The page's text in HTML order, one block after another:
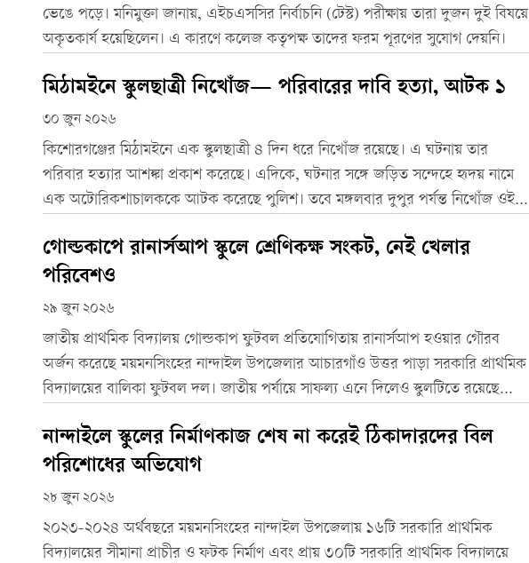
ভেঙে পড়ে। মনিমুক্তা জানায়, এইচএসসির নির্বাচনি (টেস্ট) পরীক্ষায় তারা দুজন দুই বিষয়ে
অকৃতকার্য হয়েছিলেন। এ কারণে কলেজ কতৃপক্ষ তাদের ফরম পূরণের সুযোগ দেয়নি।
মিঠামইনে স্কুলছাত্রী নিখোঁজ— পরিবারের দাবি হত্যা, আটক ১
৩০ জুন ২০২৬
কিশোরগঞ্জের মিঠামইনে এক স্কুলছাত্রী ৪ দিন ধরে নিখোঁজ রয়েছে। এ ঘটনায় তার
পরিবার হত্যার আশঙ্কা প্রকাশ করেছে। এদিকে, ঘটনার সঙ্গে জড়িত সন্দেহে হৃদয় নামে
এক অটোরিকশাচালককে আটক করেছে পুলিশ। তবে মঙ্গলবার দুপুর পর্যন্ত নিখোঁজ ওই
গোল্ডকাপে রানার্সআপ স্কুলে শ্রেণিকক্ষ সংকট, নেই খেলার
পরিবেশও
২৯ জুন ২০২৬
জাতীয় প্রাথমিক বিদ্যালয় গোল্ডকাপ ফুটবল প্রতিযোগিতায় রানার্সআপ হওয়ার গৌরব
অর্জন করেছে ময়মনসিংহের নান্দাইল উপজেলার আচারগাঁও উত্তর পাড়া সরকারি প্রাথমিক
বিদ্যালয়ের বালিকা ফুটবল দল। জাতীয় পর্যায়ে সাফল্য এনে দিলেও স্কুলটিতে রয়েছে
নান্দাইলে স্কুলের নির্মাণকাজ শেষ না করেই ঠিকাদারদের বিল
পরিশোধের অভিযোগ
২৮ জুন ২০২৬
২০২৩-২০২৪ অর্থবছরে ময়মনসিংহের নান্দাইল উপজেলায় ১৬টি সরকারি প্রাথমিক
বিদ্যালয়ের সীমানা প্রাচীর ও ফটক নির্মাণ এবং প্রায় ৩০টি সরকারি প্রাথমিক বিদ্যালয়ে